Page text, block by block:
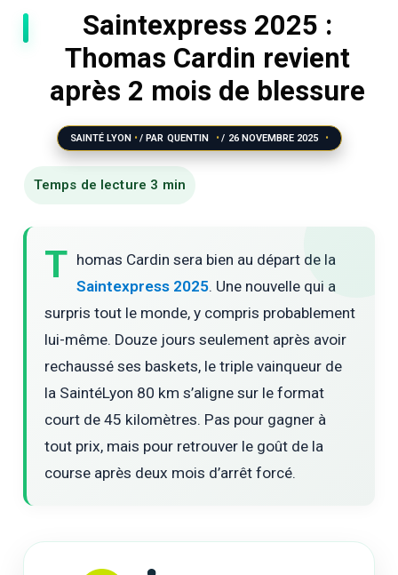
Saintexpress 2025 :
Thomas Cardin revient
après 2 mois de blessure
SAINTÉ LYON / PAR QUENTIN / 26 NOVEMBRE 2025
T homas Cardin sera bien au départ de la
Saintexpress 2025. Une nouvelle qui a
surpris tout le monde, y compris probablement
lui-même. Douze jours seulement après avoir
rechaussé ses baskets, le triple vainqueur de
la SaintéLyon 80 km s’aligne sur le format
court de 45 kilomètres. Pas pour gagner à
tout prix, mais pour retrouver le goût de la
course après deux mois d’arrêt forcé.